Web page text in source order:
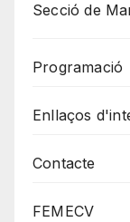
Secció de
Programació
Enllaços
Contacte
FEMECV